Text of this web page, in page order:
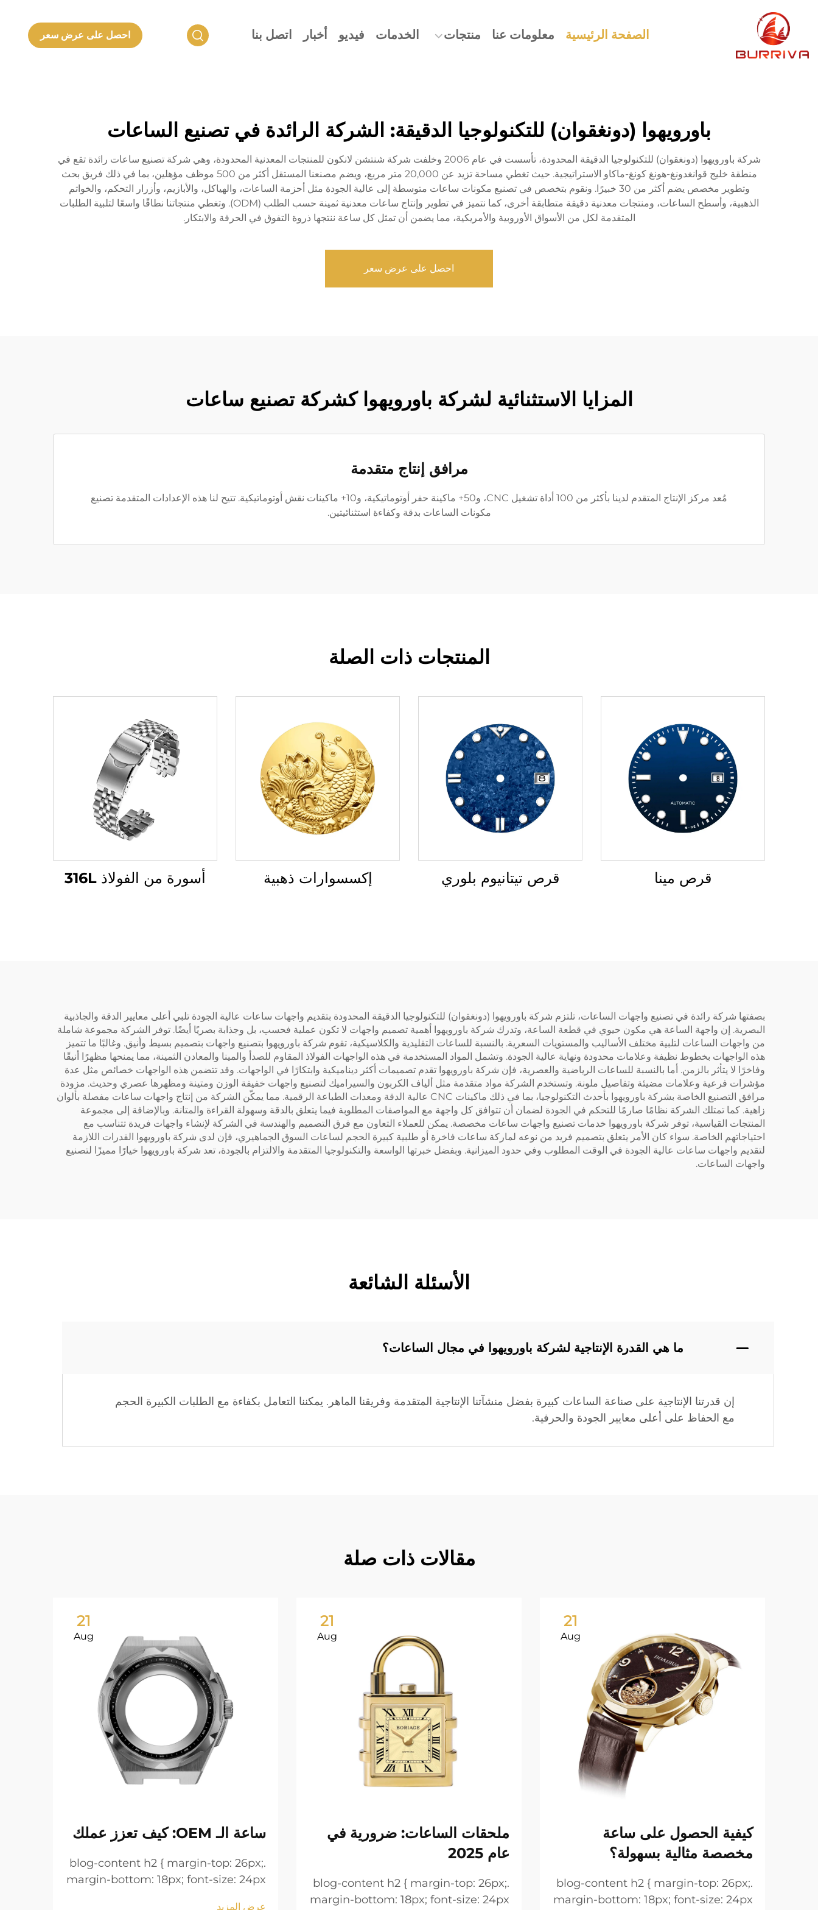
الصفحة الرئيسية معلومات عنا منتجات الخدمات فيديو أخبار اتصل بنا احصل على عرض سعر
باورويهوا (دونغقوان) للتكنولوجيا الدقيقة: الشركة الرائدة في تصنيع الساعات
شركة باورويهوا (دونغقوان) للتكنولوجيا الدقيقة المحدودة، تأسست في عام 2006 وخلفت شركة شنتشن لانكون للمنتجات المعدنية المحدودة، وهي شركة تصنيع ساعات رائدة تقع في
منطقة خليج قوانغدونغ-هونغ كونغ-ماكاو الاستراتيجية. حيث تغطي مساحة تزيد عن 20,000 متر مربع، ويضم مصنعنا المستقل أكثر من 500 موظف مؤهلين، بما في ذلك فريق بحث
وتطوير مخصص يضم أكثر من 30 خبيرًا. ونقوم بتخصص في تصنيع مكونات ساعات متوسطة إلى عالية الجودة مثل أحزمة الساعات، والهياكل، والأبازيم، وأزرار التحكم، والخواتم
الذهبية، وأسطح الساعات، ومنتجات معدنية دقيقة متطابقة أخرى، كما نتميز في تطوير وإنتاج ساعات معدنية ثمينة حسب الطلب (ODM). وتغطي منتجاتنا نطاقًا واسعًا لتلبية الطلبات
المتقدمة لكل من الأسواق الأوروبية والأمريكية، مما يضمن أن تمثل كل ساعة ننتجها ذروة التفوق في الحرفة والابتكار.
احصل على عرض سعر
المزايا الاستثنائية لشركة باورويهوا كشركة تصنيع ساعات
مرافق إنتاج متقدمة
مُعد مركز الإنتاج المتقدم لدينا بأكثر من 100 أداة تشغيل CNC، و50+ ماكينة حفر أوتوماتيكية، و10+ ماكينات نقش أوتوماتيكية. تتيح لنا هذه الإعدادات المتقدمة تصنيع
مكونات الساعات بدقة وكفاءة استثنائيتين.
المنتجات ذات الصلة
قرص مينا قرص تيتانيوم بلوري إكسسوارات ذهبية أسورة من الفولاذ 316L
بصفتها شركة رائدة في تصنيع واجهات الساعات، تلتزم شركة باورويهوا (دونغقوان) للتكنولوجيا الدقيقة المحدودة بتقديم واجهات ساعات عالية الجودة تلبي أعلى معايير الدقة والجاذبية
البصرية. إن واجهة الساعة هي مكون حيوي في قطعة الساعة، وتدرك شركة باورويهوا أهمية تصميم واجهات لا تكون عملية فحسب، بل وجذابة بصريًا أيضًا. توفر الشركة مجموعة شاملة
من واجهات الساعات لتلبية مختلف الأساليب والمستويات السعرية. بالنسبة للساعات التقليدية والكلاسيكية، تقوم شركة باورويهوا بتصنيع واجهات بتصميم بسيط وأنيق. وغالبًا ما تتميز
هذه الواجهات بخطوط نظيفة وعلامات محدودة ونهاية عالية الجودة. وتشمل المواد المستخدمة في هذه الواجهات الفولاذ المقاوم للصدأ والمينا والمعادن الثمينة، مما يمنحها مظهرًا أنيقًا
وفاخرًا لا يتأثر بالزمن. أما بالنسبة للساعات الرياضية والعصرية، فإن شركة باورويهوا تقدم تصميمات أكثر ديناميكية وابتكارًا في الواجهات. وقد تتضمن هذه الواجهات خصائص مثل عدة
مؤشرات فرعية وعلامات مضيئة وتفاصيل ملونة. وتستخدم الشركة مواد متقدمة مثل ألياف الكربون والسيراميك لتصنيع واجهات خفيفة الوزن ومتينة ومظهرها عصري وحديث. مزودة
مرافق التصنيع الخاصة بشركة باورويهوا بأحدث التكنولوجيا، بما في ذلك ماكينات CNC عالية الدقة ومعدات الطباعة الرقمية. مما يمكّن الشركة من إنتاج واجهات ساعات مفصلة بألوان
زاهية. كما تمتلك الشركة نظامًا صارمًا للتحكم في الجودة لضمان أن تتوافق كل واجهة مع المواصفات المطلوبة فيما يتعلق بالدقة وسهولة القراءة والمتانة. وبالإضافة إلى مجموعة
المنتجات القياسية، توفر شركة باورويهوا خدمات تصنيع واجهات ساعات مخصصة. يمكن للعملاء التعاون مع فرق التصميم والهندسة في الشركة لإنشاء واجهات فريدة تتناسب مع
احتياجاتهم الخاصة. سواء كان الأمر يتعلق بتصميم فريد من نوعه لماركة ساعات فاخرة أو طلبية كبيرة الحجم لساعات السوق الجماهيري، فإن لدى شركة باورويهوا القدرات اللازمة
لتقديم واجهات ساعات عالية الجودة في الوقت المطلوب وفي حدود الميزانية. وبفضل خبرتها الواسعة والتكنولوجيا المتقدمة والالتزام بالجودة، تعد شركة باورويهوا خيارًا مميزًا لتصنيع
واجهات الساعات.
الأسئلة الشائعة
ما هي القدرة الإنتاجية لشركة باورويهوا في مجال الساعات؟
إن قدرتنا الإنتاجية على صناعة الساعات كبيرة بفضل منشآتنا الإنتاجية المتقدمة وفريقنا الماهر. يمكننا التعامل بكفاءة مع الطلبات الكبيرة الحجم
مع الحفاظ على أعلى معايير الجودة والحرفية.
مقالات ذات صلة
21
Aug
كيفية الحصول على ساعة
مخصصة مثالية بسهولة؟
.blog-content h2 { margin-top: 26px;
margin-bottom: 18px; font-size: 24px
21
Aug
ملحقات الساعات: ضرورية في
عام 2025
.blog-content h2 { margin-top: 26px;
margin-bottom: 18px; font-size: 24px
21
Aug
ساعة الـ OEM: كيف تعزز عملك
.blog-content h2 { margin-top: 26px;
margin-bottom: 18px; font-size: 24px
عرض المزيد